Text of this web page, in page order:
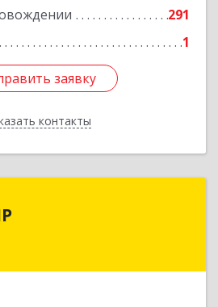
291
1
заявку
контакты
Подробнее
заявку
Назад
Респ, Грозный г, Путина пр-